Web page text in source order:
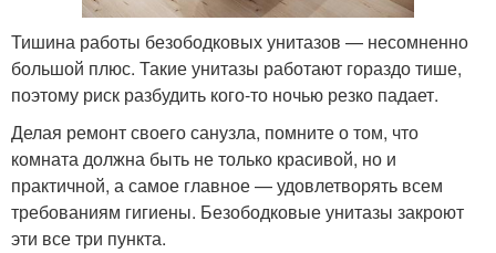
Тишина работы безободковых унитазов — несомненно
большой плюс. Такие унитазы работают гораздо тише,
поэтому риск разбудить кого-то ночью резко падает.
Делая ремонт своего санузла, помните о том, что
комната должна быть не только красивой, но и
практичной, а самое главное — удовлетворять всем
требованиям гигиены. Безободковые унитазы закроют
эти все три пункта.